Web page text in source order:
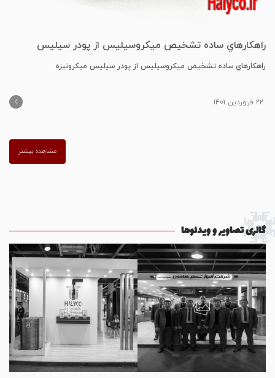
راﻫﻜﺎرﻫﺎي ﺳﺎده ﺗﺸﺨﻴﺺ ﻣﻴﻜﺮوﺳﻴﻠﻴﺲ از ﭘﻮدر ﺳﻴﻠﻴﺲ
ﻣﻴﻜﺮوﻧﻴﺰه
راﻫﻜﺎرﻫﺎي ﺳﺎده ﺗﺸﺨﻴﺺ ﻣﻴﻜﺮوﺳﻴﻠﻴﺲ از ﭘﻮدر ﺳﻴﻠﻴﺲ ﻣﻴﻜﺮوﻧﻴﺰه
22 فروردین 1401
مشاهده بیشتر
گالری تصاویر و ویدئوها